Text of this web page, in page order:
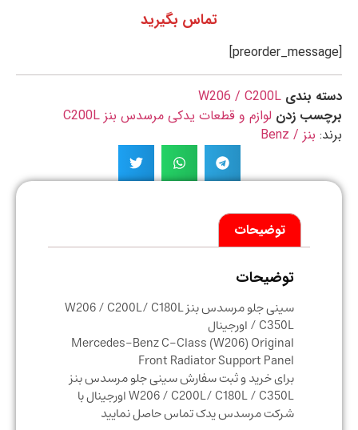
تماس بگیرید
بندی W206 / C200L
زدن لوازم و قطعات یدکی مرسدس بنز C200L
بنز / Benz
توضیحات
توضیحات
سینی جلو مرسدس بنز W206 / C200L/ C180L
/ C350L اورجینال
Mercedes-Benz C-Class (W206) Original
Front Radiator Support Panel
برای خرید و ثبت سفارش سینی جلو مرسدس بنز
W206 / C200L/ C180L / C350L اورجینال با
شرکت مرسدس یدک تماس حاصل نمایید